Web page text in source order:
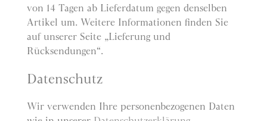
von 14 Tagen ab Lieferdatum gegen denselben
Artikel um. Weitere Informationen finden Sie
auf unserer Seite „Lieferung und
Rücksendungen“.
Datenschutz
Wir verwenden Ihre personenbezogenen Daten